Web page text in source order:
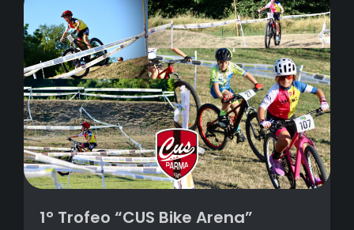
1° Trofeo “CUS Bike Arena”